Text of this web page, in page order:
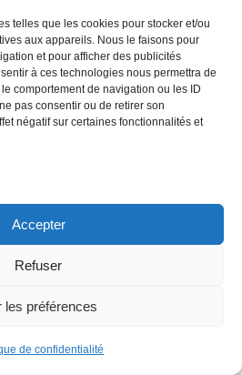
telles que les cookies pour stocker et/ou
aux appareils. Nous le faisons pour
et pour afficher des publicités
à ces technologies nous permettra de
comportement de navigation ou les ID
pas consentir ou de retirer son
négatif sur certaines fonctionnalités et
Accepter
Refuser
les préférences
de confidentialité
citoyens
à Blain
Lire + d'infos éco